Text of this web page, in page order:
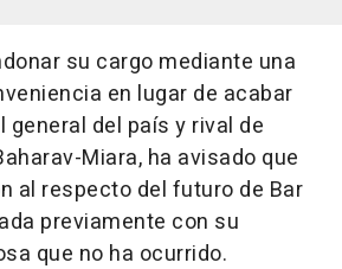
su cargo mediante una
en lugar de acabar
del país y rival de
Miara, ha avisado que
al respecto del futuro de Bar
previamente con su
que no ha ocurrido.